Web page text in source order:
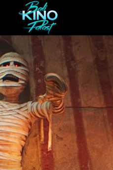
Zum Hauptinhalt springen